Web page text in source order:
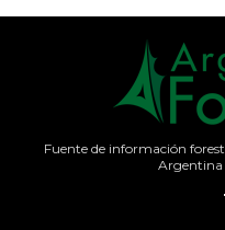
Fuente de información
Argentina